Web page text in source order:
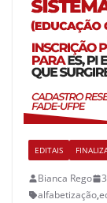
EDITAIS
Bianca Rego
alfabetização,